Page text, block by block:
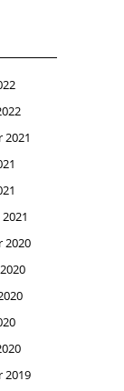
2021
2020
2019